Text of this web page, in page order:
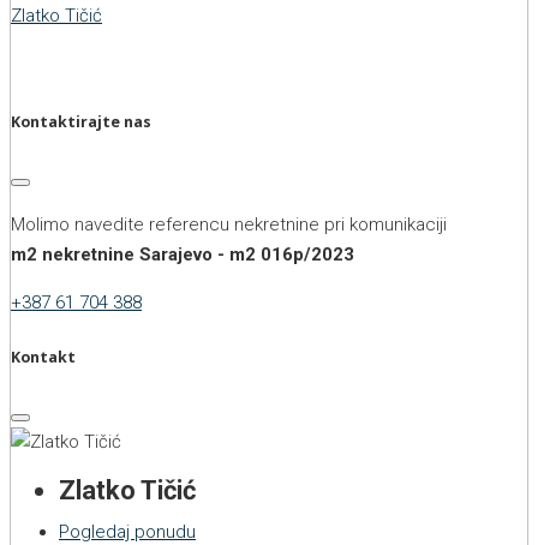
Zlatko Tičić
Kontaktirajte nas
Molimo navedite referencu nekretnine pri komunikaciji
m2 nekretnine Sarajevo - m2 016p/2023
+387 61 704 388
Kontakt
Zlatko Tičić
Pogledaj ponudu